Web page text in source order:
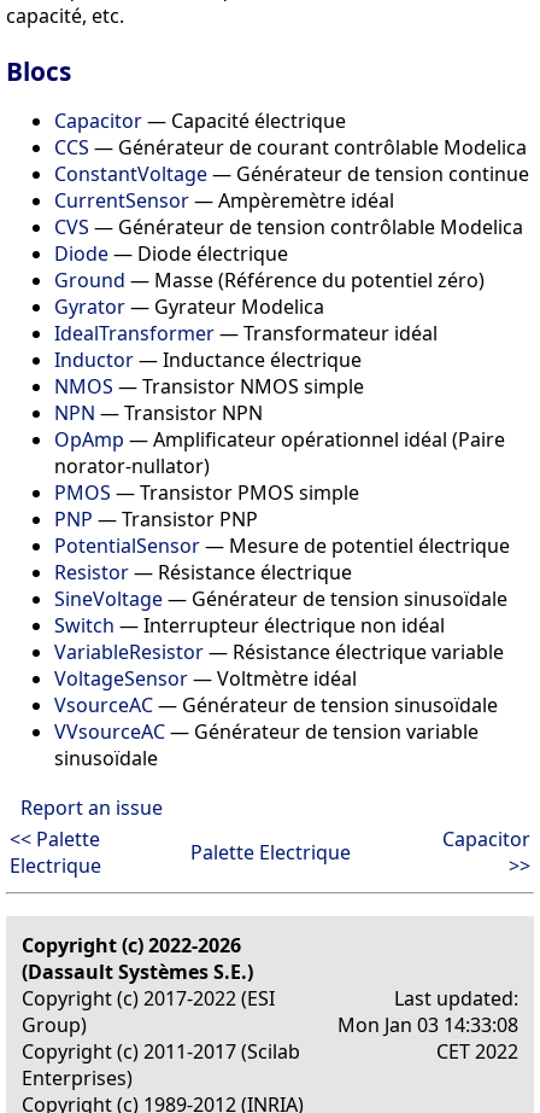
capacité, etc.
Blocs
Capacitor— Capacité électrique
CCS — Générateur de courant contrôlable Modelica
ConstantVoltage— Générateur de tension continue
CurrentSensor— Ampèremètre idéal
CVS — Générateur de tension contrôlable Modelica
Diode— Diode électrique
Ground — Masse (Référence du potentiel zéro)
Gyrator— Gyrateur Modelica
IdealTransformer— Transformateur idéal
Inductor— Inductance électrique
NMOS — Transistor NMOS simple
NPN — Transistor NPN
OpAmp — Amplificateur opérationnel idéal (Paire
norator-nullator)
PMOS — Transistor PMOS simple
PNP — Transistor PNP
PotentialSensor— Mesure de potentiel électrique
Resistor— Résistance électrique
SineVoltage— Générateur de tension sinusoïdale
Switch — Interrupteur électrique non idéal
VariableResistor— Résistance électrique variable
VoltageSensor— Voltmètre idéal
VsourceAC— Générateur de tension sinusoïdale
VVsourceAC— Générateur de tension variable
sinusoïdale
Report an issue
<< Palette
Electrique
Palette Electrique
Capacitor
>>
Copyright (c) 2022-2026
(Dassault Systèmes S.E.)
Copyright (c) 2017-2022 (ESI
Group)
Copyright (c) 2011-2017 (Scilab
Enterprises)
Copyright (c) 1989-2012 (INRIA)
Last updated:
Mon Jan 03 14:33:08
CET 2022